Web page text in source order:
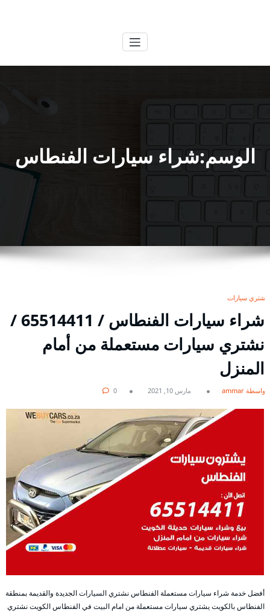
الوسم:شراء سيارات الفنطاس
نشتري سيارات
شراء سيارات الفنطاس / 65514411 /
نشتري سيارات مستعملة من أمام
المنزل
بواسطة ammar مارس 10, 2021 0
أفضل خدمة شراء سيارات مستعملة الفنطاس نشتري السيارات الجديدة والقديمة بمنطقة
الفنطاس بالكويت يشتري سيارات مستعملة من امام البيت في الفنطاس الكويت نشتري